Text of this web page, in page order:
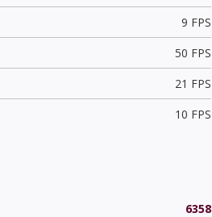
9 FPS
50 FPS
21 FPS
10 FPS
6358